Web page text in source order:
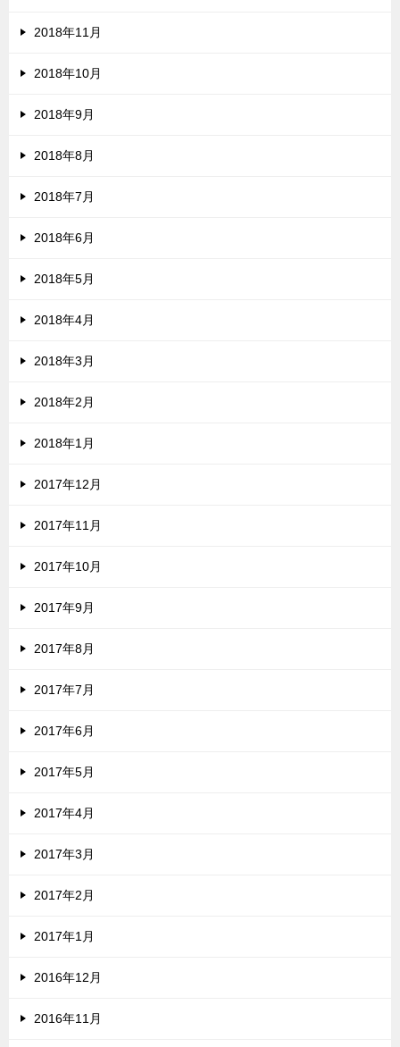
2018年11月
2018年10月
2018年9月
2018年8月
2018年7月
2018年6月
2018年5月
2018年4月
2018年3月
2018年2月
2018年1月
2017年12月
2017年11月
2017年10月
2017年9月
2017年8月
2017年7月
2017年6月
2017年5月
2017年4月
2017年3月
2017年2月
2017年1月
2016年12月
2016年11月